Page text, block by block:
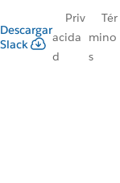
Descargar
Slack
Priv
acida
d
Tér
mino
s